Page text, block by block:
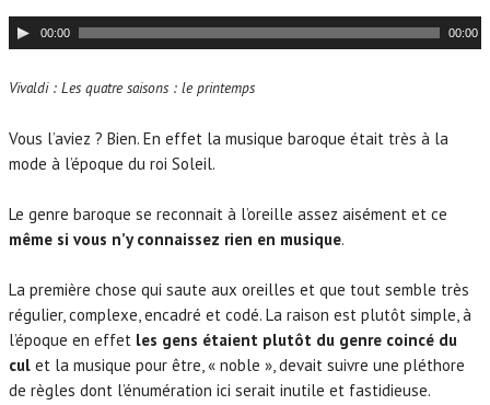
e
c
e
a
i
00:00 00:00
Vivaldi : Les quatre saisons : le printemps
Vous l’aviez ? Bien. En effet la musique baroque était très à la
mode à l’époque du roi Soleil.
Le genre baroque se reconnait à l’oreille assez aisément et ce
même si vous n’y connaissez rien en musique.
La première chose qui saute aux oreilles et que tout semble très
régulier, complexe, encadré et codé. La raison est plutôt simple, à
l’époque en effet les gens étaient plutôt du genre coincé du
cul et la musique pour être, « noble », devait suivre une pléthore
de règles dont l’énumération ici serait inutile et fastidieuse.